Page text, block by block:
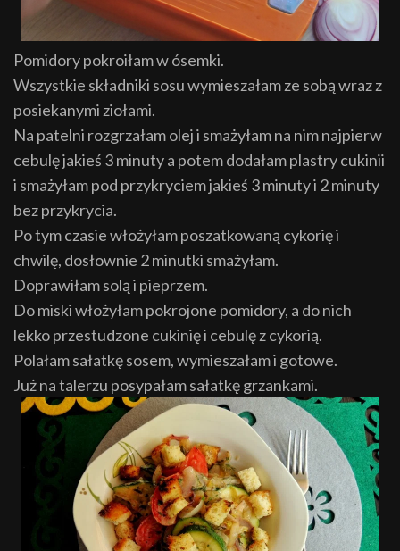
Pomidory pokroiłam w ósemki.
Wszystkie składniki sosu wymieszałam ze sobą wraz z
posiekanymi ziołami.
Na patelni rozgrzałam olej i smażyłam na nim najpierw
cebulę jakieś 3 minuty a potem dodałam plastry cukinii
i smażyłam pod przykryciem jakieś 3 minuty i 2 minuty
bez przykrycia.
Po tym czasie włożyłam poszatkowaną cykorię i
chwilę, dosłownie 2 minutki smażyłam.
Doprawiłam solą i pieprzem.
Do miski włożyłam pokrojone pomidory, a do nich
lekko przestudzone cukinię i cebulę z cykorią.
Polałam sałatkę sosem, wymieszałam i gotowe.
Już na talerzu posypałam sałatkę grzankami.